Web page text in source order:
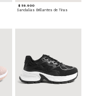
$ 59.900
Sandalias Brillantes de Tiras